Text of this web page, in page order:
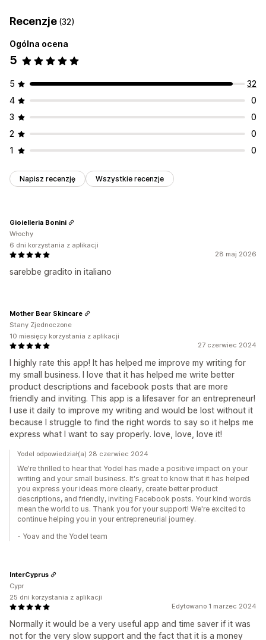
Recenzje (32)
Ogólna ocena
5
5
32
4
0
3
0
2
0
1
0
Napisz recenzję Wszystkie recenzje
28 maj 2026
sarebbe gradito in italiano
Gioielleria Bonini
Włochy
6 dni korzystania z aplikacji
27 czerwiec 2024
I highly rate this app! It has helped me improve my writing for
my small business. I love that it has helped me write better
product descriptions and facebook posts that are more
friendly and inviting. This app is a lifesaver for an entrepreneur!
I use it daily to improve my writing and would be lost without it
because I struggle to find the right words to say so it helps me
express what I want to say properly. love, love, love it!
Mother Bear Skincare
Stany Zjednoczone
10 miesięcy korzystania z aplikacji
Yodel odpowiedział(a) 28 czerwiec 2024
We're thrilled to hear that Yodel has made a positive impact on your
writing and your small business. It's great to know that it has helped
you express your ideas more clearly, create better product
descriptions, and friendly, inviting Facebook posts. Your kind words
mean the world to us. Thank you for your support! We're excited to
continue helping you in your entrepreneurial journey.
- Yoav and the Yodel team
Edytowano 1 marzec 2024
Normally it would be a very useful app and time saver if it was
not for the very slow support and the fact that it is a money
InterCyprus
Cypr
25 dni korzystania z aplikacji